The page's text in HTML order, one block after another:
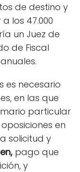
de destino y
los 47.000
un Juez de
de Fiscal
es necesario
en las que
particular
en
solicitud y
pago que
y